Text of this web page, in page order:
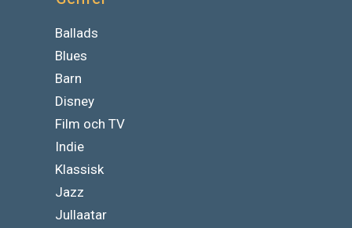
Ballads
Blues
Barn
Disney
Film och TV
Indie
Klassisk
Jazz
Jullaatar